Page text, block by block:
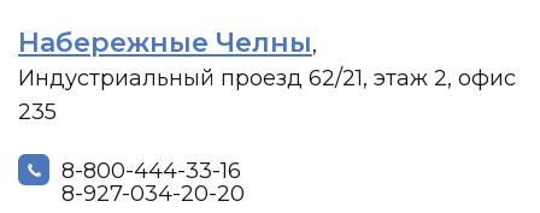
Набережные Челны,
Индустриальный проезд 62/21, этаж 2, офис
235
8-800-444-33-16
8-927-034-20-20